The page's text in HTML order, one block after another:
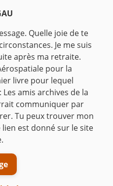
Quelle joie de te
Je me suis
après ma retraite.
pour la
livre pour lequel
amis archives de la
communiquer par
Tu peux trouver mon
est donné sur le site